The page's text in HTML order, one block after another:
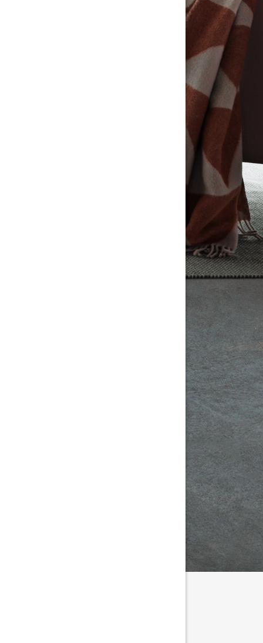
av spanjolett på vridfönster.pdf
Underhåll av spanjolett pdf.pdf
för inlägg/kommentar
av spanjolett på Vridfönster (002).pdf
Underhåll av spanjolett pdf.pdf
för inlägg/kommentar